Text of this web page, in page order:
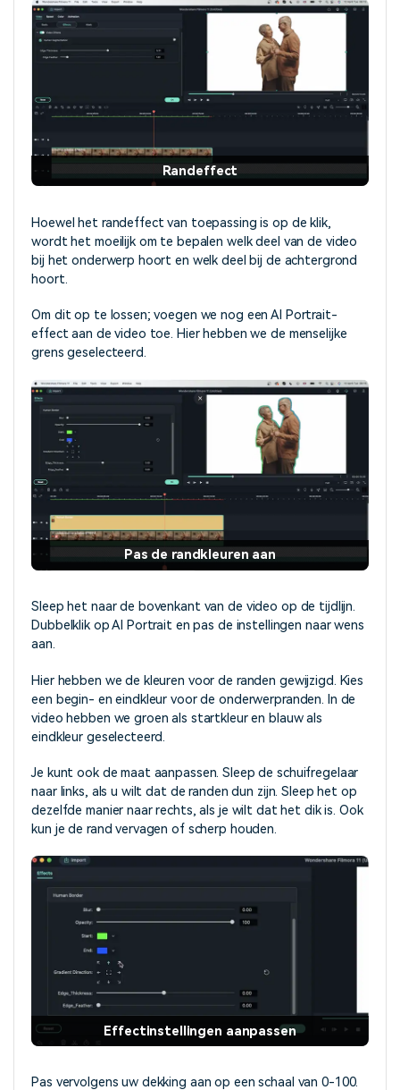
Randeffect
Hoewel het randeffect van toepassing is op de klik,
wordt het moeilijk om te bepalen welk deel van de video
bij het onderwerp hoort en welk deel bij de achtergrond
hoort.
Om dit op te lossen; voegen we nog een AI Portrait-
effect aan de video toe. Hier hebben we de menselijke
grens geselecteerd.
Pas de randkleuren aan
Sleep het naar de bovenkant van de video op de tijdlijn.
Dubbelklik op AI Portrait en pas de instellingen naar wens
aan.
Hier hebben we de kleuren voor de randen gewijzigd. Kies
een begin- en eindkleur voor de onderwerpranden. In de
video hebben we groen als startkleur en blauw als
eindkleur geselecteerd.
Je kunt ook de maat aanpassen. Sleep de schuifregelaar
naar links, als u wilt dat de randen dun zijn. Sleep het op
dezelfde manier naar rechts, als je wilt dat het dik is. Ook
kun je de rand vervagen of scherp houden.
Effectinstellingen aanpassen
Pas vervolgens uw dekking aan op een schaal van 0-100.